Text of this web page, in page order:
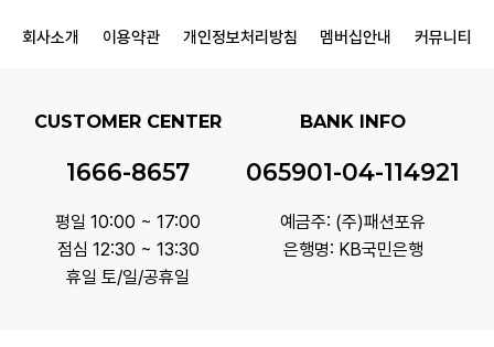
회사소개 이용약관 개인정보처리방침 멤버십안내 커뮤니티
CUSTOMER CENTER
1666-8657
평일 10:00 ~ 17:00
점심 12:30 ~ 13:30
휴일 토/일/공휴일
BANK INFO
065901-04-114921
예금주: (주)패션포유
은행명: KB국민은행